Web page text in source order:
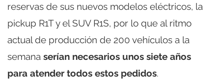
reservas de sus nuevos modelos eléctricos, la
pickup R1T y el SUV R1S, por lo que al ritmo
actual de producción de 200 vehículos a la
semana serían necesarios unos siete años
para atender todos estos pedidos.